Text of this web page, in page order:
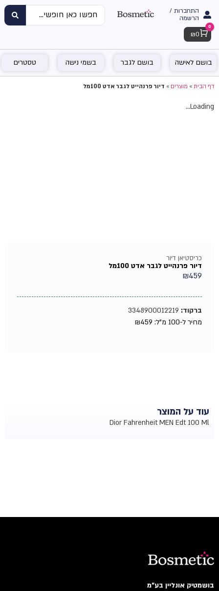
התחברות /
הרשמה
Cart
0
₪ 0
בושם לאישה בושם לגבר בשמי נישה טסטרים
דף הבית»מוצרים»דיור פרנהייט לגבר אדט 100מל
Loading...
כריסטיאן דיור
דיור פרנהייט לגבר אדט 100מל
₪459
ברקוד:3348900012219
מחיר ל-100 מ"ל:
₪459
עוד על המוצר
Dior Fahrenheit MEN Edt 100 Ml
בושמטיק אונליין בע"מ